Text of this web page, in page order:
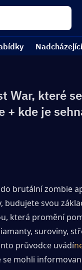
Nadcházející
War, které
+ kde je
brutální zombie
budujete svou
která promění
suroviny,
průvodce uvádí
se mohli